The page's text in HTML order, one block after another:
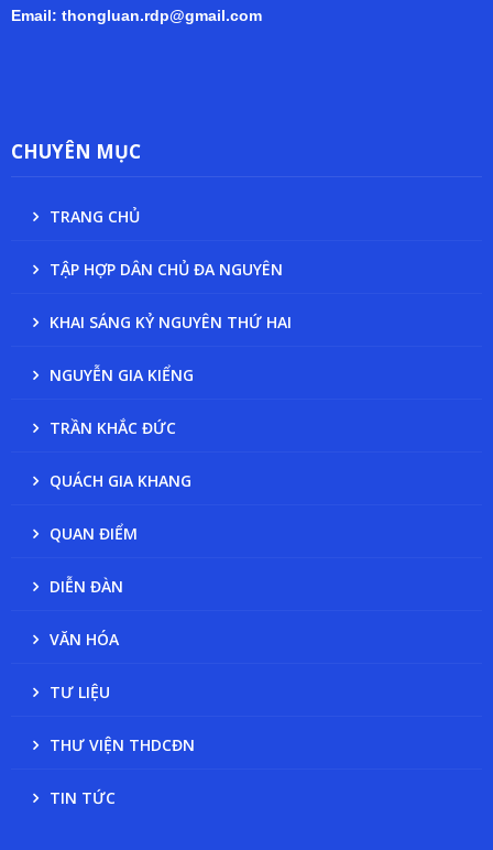
Email: thongluan.rdp@gmail.com
CHUYÊN MỤC
TRANG CHỦ
TẬP HỢP DÂN CHỦ ĐA NGUYÊN
KHAI SÁNG KỶ NGUYÊN THỨ HAI
NGUYỄN GIA KIỂNG
TRẦN KHẮC ĐỨC
QUÁCH GIA KHANG
QUAN ĐIỂM
DIỄN ĐÀN
VĂN HÓA
TƯ LIỆU
THƯ VIỆN THDCĐN
TIN TỨC